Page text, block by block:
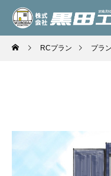
RCプラン プラ